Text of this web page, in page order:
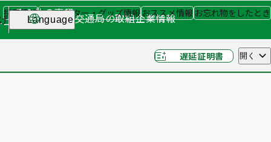
採用情報キャラクター・グッズ情報おススメ情報 お忘れ物をしたとき
Language
その他の事業
（関連事業）交通局の取組企業情報
遅延証明書 開く